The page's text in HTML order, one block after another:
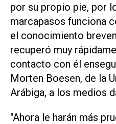
por su propio pie, por
marcapasos funciona
el conocimiento
recuperó ‌muy
contacto con él
Morten Boesen, de la
Arábiga, a los medios
"Ahora le harán más